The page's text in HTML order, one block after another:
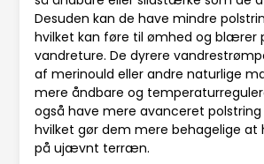
Desuden kan de have mindre
hvilket kan føre til ømhed og blærer
vandreture. De dyrere
af merinould eller andre naturlige
mere åndbare og
også have mere avanceret
hvilket gør dem mere behagelige at
på ujævnt terræn.